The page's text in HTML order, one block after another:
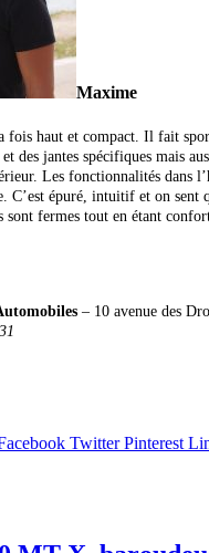
Maxime
fois haut et compact. Il fait
des jantes spécifiques mais
Les fonctionnalités dans
C’est épuré, intuitif et on sent
sont fermes tout en étant
– 10 avenue des
Twitter Pinterest